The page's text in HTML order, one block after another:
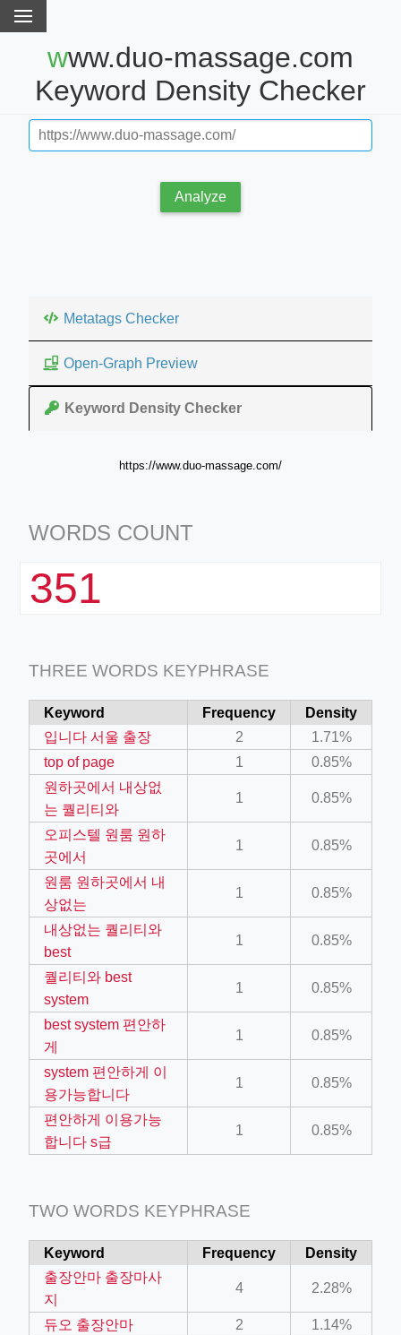
crew-neck-navy-blue/
feed-calculator
www.duo-massage.com
Keyword Density Checker
Analyze
Metatags Checker
Open-Graph Preview
Keyword Density Checker
https://www.duo-massage.com/
WORDS COUNT
351
THREE WORDS KEYPHRASE
Keyword Frequency
Density
입니다 서울 출장
2
1.71%
top of page
1
0.85%
원하곳에서 내상없
는 퀄리티와
1 0.85%
오피스텔 원룸 원하
곳에서
1 0.85%
원룸 원하곳에서 내
상없는
1 0.85%
내상없는 퀄리티와
best
1 0.85%
퀄리티와 best
system
1 0.85%
best system 편안하
게
1 0.85%
system 편안하게 이
용가능합니다
1 0.85%
편안하게 이용가능
합니다 s급
1 0.85%
TWO WORDS KEYPHRASE
Keyword Frequency
Density
출장안마 출장마사
지
4 2.28%
듀오 출장안마 2
1.14%